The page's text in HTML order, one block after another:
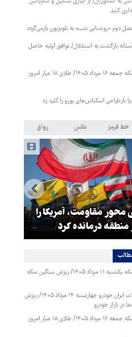
کنید
فصل دوم «روشنایی شب» به تلویزیون بازمی‌گردد
آستانه بازگشت به استقلال/ توافق اولیه حاصل
قیمت طلا و سکه جمعه ۱۶ مرداد ۱۴۰۵/ طلای ۱۸ عیار امروز
بازطراحی اسکناس‌های یورو را کلید زد
خط قرمز عکس رواق
فساد، اقتدارگرایی و
جنگ‌طلبی است!
قیمت طلا و سکه یکشنبه ۱۱ مرداد ۱۴۰۵/ ریزش سنگین سکه
قیمت محصولات ایران خودرو چهارشنبه ۱۴ مرداد ۱۴۰۵/ ریزش
در بازار خودرو
قیمت طلا و سکه جمعه ۱۶ مرداد ۱۴۰۵/ طلای ۱۸ عیار امروز